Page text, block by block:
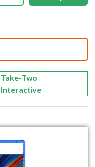
Take-Two
Interactive